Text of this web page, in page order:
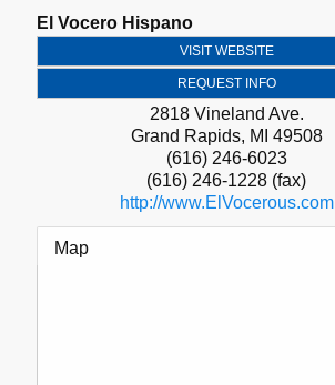
El Vocero Hispano
VISIT WEBSITE
REQUEST INFO
2818 Vineland Ave.
Grand Rapids, MI 49508
(616) 246-6023
(616) 246-1228 (fax)
http://www.ElVocerous.com
Map